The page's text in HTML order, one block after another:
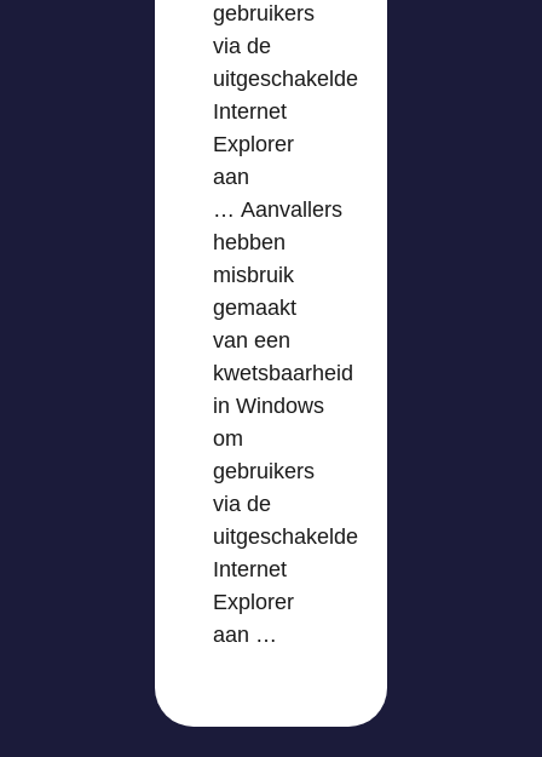
gebruikers
via de
uitgeschakelde
Internet
Explorer
aan
… Aanvallers
hebben
misbruik
gemaakt
van een
kwetsbaarheid
in Windows
om
gebruikers
via de
uitgeschakelde
Internet
Explorer
aan …